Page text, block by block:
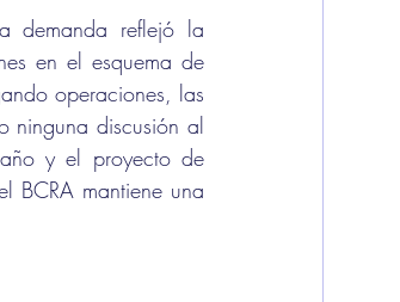
demanda reflejó la
en el esquema de
operaciones, las
ninguna discusión al
y el proyecto de
BCRA mantiene una